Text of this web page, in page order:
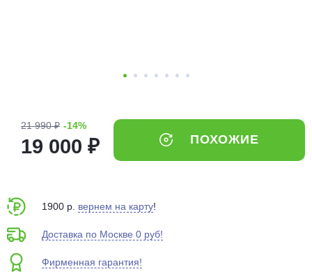
21 990 ₽ -14%
19 000 ₽ ПОХОЖИЕ
1900 р. вернем на карту!
Доставка по Москве 0 руб!
Фирменная гарантия!
об оплате Плайтом
недели
8 800 302-02-51